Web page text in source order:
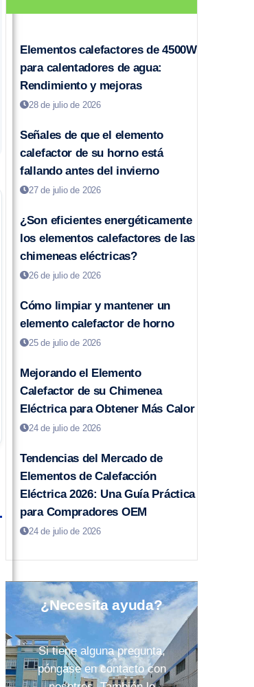
Elementos calefactores de 4500W
para calentadores de agua:
Rendimiento y mejoras
28 de julio de 2026
Señales de que el elemento
calefactor de su horno está
fallando antes del invierno
27 de julio de 2026
¿Son eficientes energéticamente
los elementos calefactores de las
chimeneas eléctricas?
26 de julio de 2026
Cómo limpiar y mantener un
elemento calefactor de horno
25 de julio de 2026
Mejorando el Elemento
Calefactor de su Chimenea
Eléctrica para Obtener Más Calor
24 de julio de 2026
Tendencias del Mercado de
Elementos de Calefacción
Eléctrica 2026: Una Guía Práctica
para Compradores OEM
24 de julio de 2026
¿Necesita ayuda?
Si tiene alguna pregunta,
póngase en contacto con